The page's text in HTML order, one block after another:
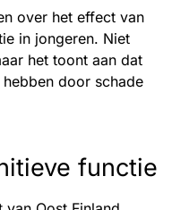
over het effect van
in jongeren. Niet
het toont aan dat
door schade
functie